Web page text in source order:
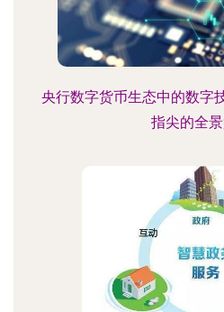
央行数字货币生态中的数字
指尖的全